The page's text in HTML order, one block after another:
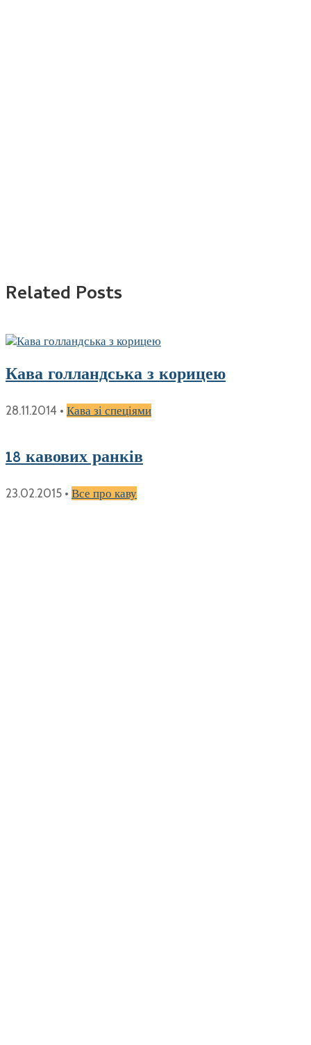
Related Posts
Кава голландська з корицею
28.11.2014 • Кава зі спеціями
18 кавових ранків
23.02.2015 • Все про каву